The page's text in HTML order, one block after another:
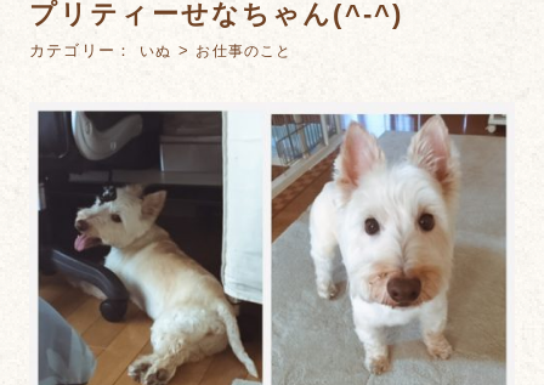
プリティーせなちゃん(^-^)
カテゴリー： いぬ > お仕事のこと